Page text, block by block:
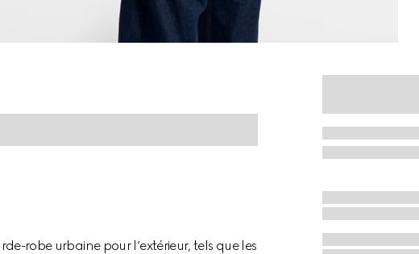
robe urbaine pour l’extérieur, tels que les